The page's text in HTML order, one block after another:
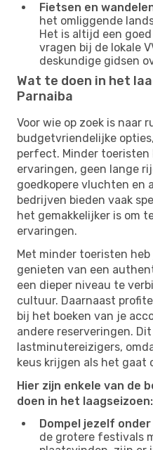
Fietsen en
het omliggende
Het is altijd een
vragen bij de lokale
deskundige gidsen
Wat te doen in het
Parnaiba
Voor wie op zoek is naar
budgetvriendelijke
perfect. Minder
ervaringen, geen lange
goedkopere vluchten en
bedrijven bieden vaak
het gemakkelijker is om
ervaringen.
Met minder toeristen heb
genieten van een
een dieper niveau te
cultuur. Daarnaast
bij het boeken van je
andere reserveringen.
lastminutereizigers,
keus krijgen als het gaat
Hier zijn enkele van de
doen in het laagseizoen:
Dompel jezelf
de grotere festivals